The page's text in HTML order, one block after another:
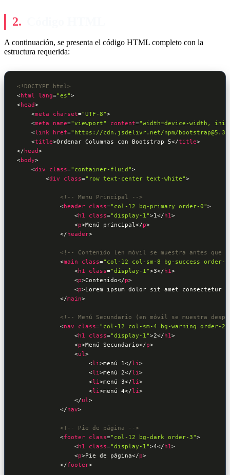
A continuación, se presenta el código HTML completo con la
estructura requerida:
<!DOCTYPE html>
<html lang="es">
<head>
<meta charset="UTF-8">
<meta name="viewport" content="width=device-width,
<link href="https://cdn.jsdelivr.net/npm/
<title>Ordenar Columnas con Bootstrap 5</title>
</head>
<body>
<div class="container-fluid">
<div class="row text-center text-white">
<!-- Menu Principal -->
<header class="col-12 bg-primary order-0">
<h1 class="display-1">1</h1>
<p>Menú principal</p>
</header>
<!-- Contenido (en móvil se muestra antes que
<main class="col-12 col-sm-8 bg-success order-
<h1 class="display-1">3</h1>
<p>Contenido</p>
<p>Lorem ipsum dolor sit amet
</main>
<!-- Menú Secundario (en móvil se muestra
<nav class="col-12 col-sm-4 bg-warning order-2
<h1 class="display-1">2</h1>
<p>Menú Secundario</p>
<ul>
<li>menú 1</li>
<li>menú 2</li>
<li>menú 3</li>
<li>menú 4</li>
</ul>
</nav>
<!-- Pie de página -->
<footer class="col-12 bg-dark order-3">
<h1 class="display-1">4</h1>
<p>Pie de página</p>
</footer>